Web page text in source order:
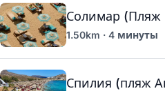
Солимар (Пляж
1.50km · 4 минуты
Спилия (пляж